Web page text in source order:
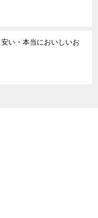
い・本当においしいお